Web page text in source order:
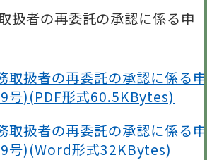
扱者の再委託の承認に係る申
取扱者の再委託の承認に係る申
号)(PDF形式60.5KBytes)
取扱者の再委託の承認に係る申
号)(Word形式32KBytes)